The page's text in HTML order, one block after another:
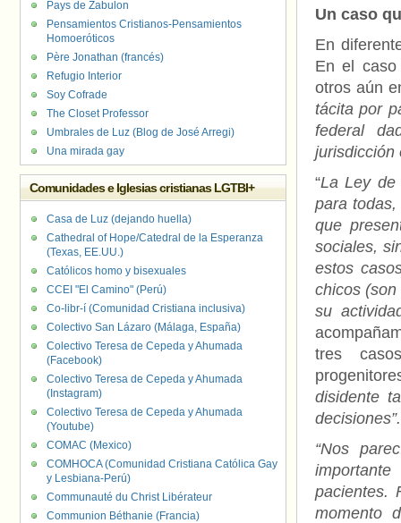
Un caso
En
En el caso
otros aún
tácita por
federal
jurisdicción
“La Ley de
para
que
sociales,
estos
chicos
su
tres
disidente
decisiones”.
“Nos
pacientes.
momento
Pays de Zabulon
Pensamientos Cristianos-Pensamientos
Homoeróticos
Père Jonathan (francés)
Refugio Interior
Soy Cofrade
The Closet Professor
Umbrales de Luz (Blog de José Arregi)
Una mirada gay
Comunidades e Iglesias cristianas LGTBI+
Casa de Luz (dejando huella)
Cathedral of Hope/Catedral de la Esperanza
(Texas, EE.UU.)
Católicos homo y bisexuales
CCEI "El Camino" (Perú)
Co-libr-í (Comunidad Cristiana inclusiva)
Colectivo San Lázaro (Málaga, España)
Colectivo Teresa de Cepeda y Ahumada
(Facebook)
Colectivo Teresa de Cepeda y Ahumada
(Instagram)
Colectivo Teresa de Cepeda y Ahumada
(Youtube)
COMAC (Mexico)
COMHOCA (Comunidad Cristiana Católica Gay
y Lesbiana-Perú)
Communauté du Christ Libérateur
Communion Béthanie (Francia)